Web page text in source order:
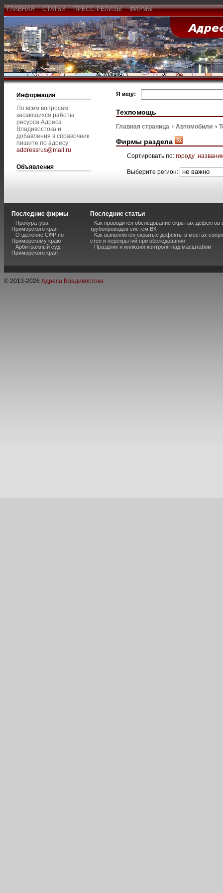
ГЛАВНАЯ СТАТЬИ ПРЕСС-РЕЛИЗЫ ФИРМЫ
Информация
По всем вопросам
касающихся работы
ресурса Адреса
Владивостока и
добавления в справочник
пишите по адресу
addressrus@mail.ru.
Объявления
Я ищу:
Техпомощь
Главная страница Автомобили
Фирмы раздела
Сортировать по: городу
Выберите регион:
Последние фирмы
Прокуратура
Приморского края
Отделение СФР по
Приморскому краю
Арбитражный суд
Приморского края
Последние статьи
Как проводится обследование скрытых дефектов
трубопроводов систем ВК
Как выявляются скрытые дефекты в местах
стен и перекрытий при обследовании
Праздник и иллюзия контроля над масштабом
© 2013-2026 Адреса Владивостока